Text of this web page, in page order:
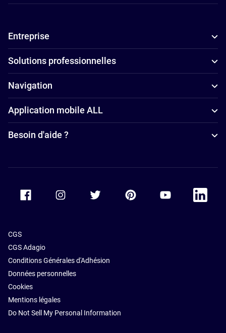
familles à
Hôtels avec
spa à Dubai
Hôtels avec
parking à
Dubai
Resorts à
d’affaires à
petit-déjeuner
à Dubai
5 étoiles à
Dubai
Entreprise
Solutions professionnelles
Navigation
Application mobile ALL
Besoin d'aide ?
Accor Facebook Accor TwitterAccor PinterestAccor Youtube
Accor
CGS
CGS Adagio
Conditions Générales d'Adhésion
Données personnelles
Cookies
Mentions légales
Do Not Sell My Personal Information